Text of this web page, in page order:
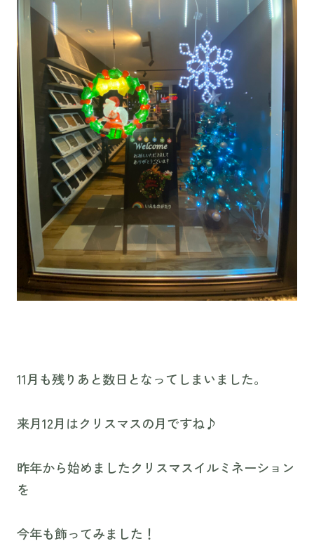
11月も残りあと数日となってしまいました。
来月12月はクリスマスの月ですね♪
昨年から始めましたクリスマスイルミネーション
を
今年も飾ってみました！